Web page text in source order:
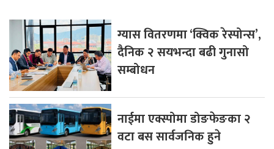
ग्यास वितरणमा ‘क्विक रेस्पोन्स’,
दैनिक २ सयभन्दा बढी गुनासो
सम्बोधन
नाईमा एक्स्पोमा डोङफेङका २
वटा बस सार्वजनिक हुने